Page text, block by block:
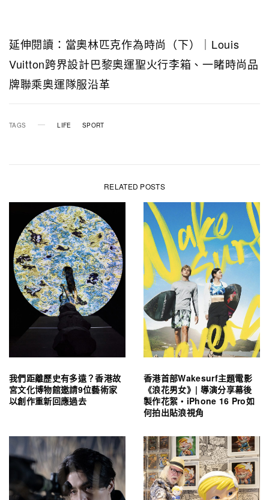
延伸閱讀：當奧林匹克作為時尚（下）｜Louis
Vuitton跨界設計巴黎奧運聖火行李箱、一睹時尚品
牌聯乘奧運隊服沿革
TAGS LIFE SPORT
RELATED POSTS
我們距離歷史有多遠？香港故
宮文化博物館邀請9位藝術家
以創作重新回應過去
香港首部Wakesurf主題電影
《浪花男女》| 導演分享幕後
製作花絮・iPhone 16 Pro如
何拍出貼浪視角